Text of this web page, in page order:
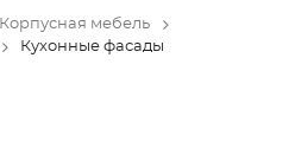
Корпусная мебель
Кухонные фасады